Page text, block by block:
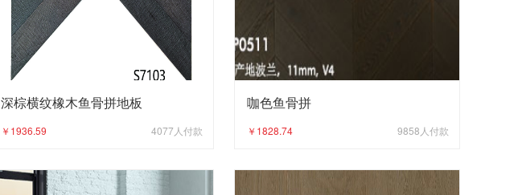
深棕横纹橡木鱼骨拼地板
￥1936.59 4077 人付款
咖色鱼骨拼
￥1828.74 9858 人付款